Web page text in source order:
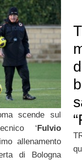
scende sul
‘Fulvio
allenamento
di Bologna